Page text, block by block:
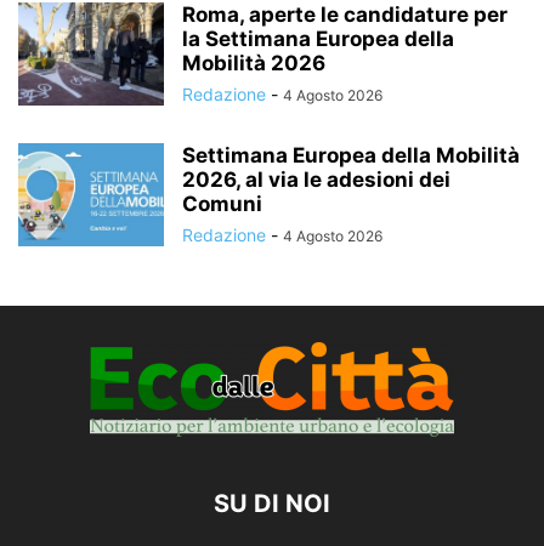
Roma, aperte le candidature per
la Settimana Europea della
Mobilità 2026
Redazione - 4 Agosto 2026
Settimana Europea della Mobilità
2026, al via le adesioni dei
Comuni
Redazione - 4 Agosto 2026
SU DI NOI